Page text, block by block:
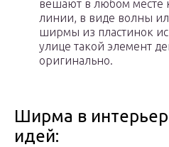
вешают в любом месте
линии, в виде волны
ширмы из пластинок
улице такой элемент
оригинально.
Ширма в
идей: